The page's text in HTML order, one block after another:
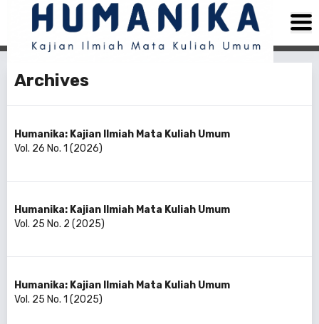
Archives
Humanika: Kajian Ilmiah Mata Kuliah Umum
Vol. 26 No. 1 (2026)
Humanika: Kajian Ilmiah Mata Kuliah Umum
Vol. 25 No. 2 (2025)
Humanika: Kajian Ilmiah Mata Kuliah Umum
Vol. 25 No. 1 (2025)